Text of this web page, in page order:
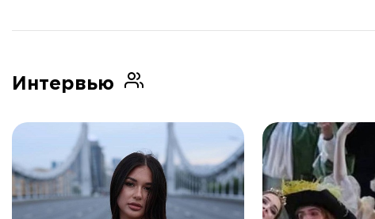
Интервью